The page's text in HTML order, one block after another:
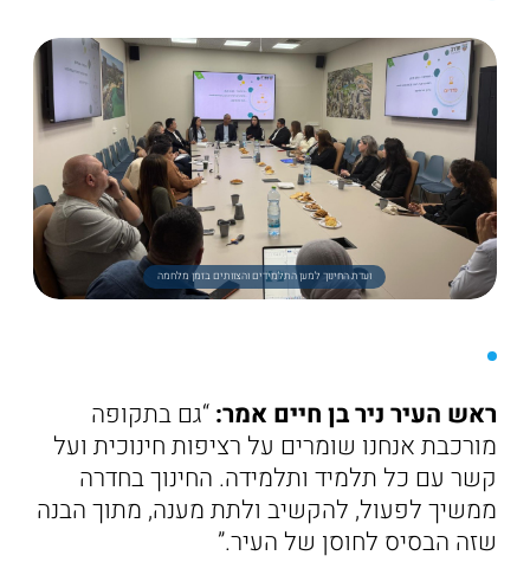
ועדת החינוך למען התלמידים והצוותים בזמן מלחמה
ראש העיר ניר בן חיים אמר:“גם בתקופה
מורכבת אנחנו שומרים על רציפות חינוכית ועל
קשר עם כל תלמיד ותלמידה. החינוך בחדרה
ממשיך לפעול, להקשיב ולתת מענה, מתוך הבנה
שזה הבסיס לחוסן של העיר.”